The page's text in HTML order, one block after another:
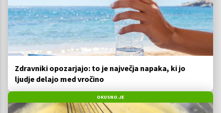
Zdravniki opozarjajo: to je največja napaka, ki jo
ljudje delajo med vročino
OKUSNO.JE